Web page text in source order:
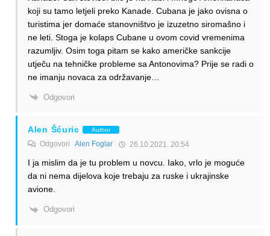
koji su tamo letjeli preko Kanade. Cubana je jako ovisna o
turistima jer domaće stanovništvo je izuzetno siromašno i
ne leti. Stoga je kolaps Cubane u ovom covid vremenima
razumljiv. Osim toga pitam se kako američke sankcije
utječu na tehničke probleme sa Antonovima? Prije se radi o
ne imanju novaca za održavanje…
Odgovori
Alen Šćuric Author
Odgovori Alen Foglar 26.10.2021. 20:54
I ja mislim da je tu problem u novcu. Iako, vrlo je moguće
da ni nema dijelova koje trebaju za ruske i ukrajinske
avione.
Odgovori